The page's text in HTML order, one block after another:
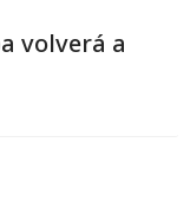
volverá a